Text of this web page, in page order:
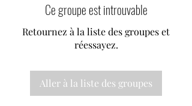
Ce groupe est introuvable
Retournez à la liste des groupes et
réessayez.
Aller à la liste des groupes